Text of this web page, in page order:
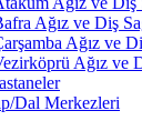
Ağız ve Diş
Ağız ve
Ağız ve
Dal Merkezleri